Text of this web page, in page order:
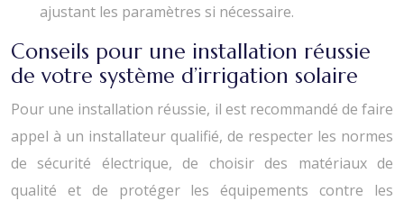
ajustant les paramètres si nécessaire.
Conseils pour une installation réussie
de votre système d’irrigation solaire
Pour une installation réussie, il est recommandé de faire
appel à un installateur qualifié, de respecter les normes
de sécurité électrique, de choisir des matériaux de
qualité et de protéger les équipements contre les